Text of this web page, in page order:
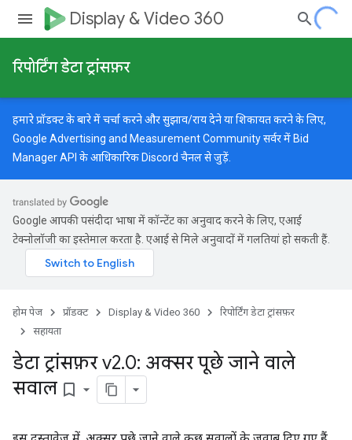
Display & Video 360
रिपोर्टिंग डेटा ट्रांसफ़र
हमारे प्रॉडक्ट के बारे में चर्चा करने और सुझाव/राय देने या शिकायत करने के लिए,
Google Advertising and Measurement Communityसर्वर में Bid
Manager API के आधिकारिक Discord चैनल से जुड़ें.
Google आपकी पसंदीदा भाषा में कॉन्टेंट का अनुवाद करने के लिए, एआई
टेक्नोलॉजी का इस्तेमाल करता है. एआई से मिले अनुवादों में गलतियां हो सकती हैं.
होम पेज प्रॉडक्ट Display & Video 360
रिपोर्टिंग डेटा ट्रांसफ़र
सहायता
डेटा ट्रांसफ़र v2.0: अक्सर पूछे जाने वाले
सवाल bookmark_border